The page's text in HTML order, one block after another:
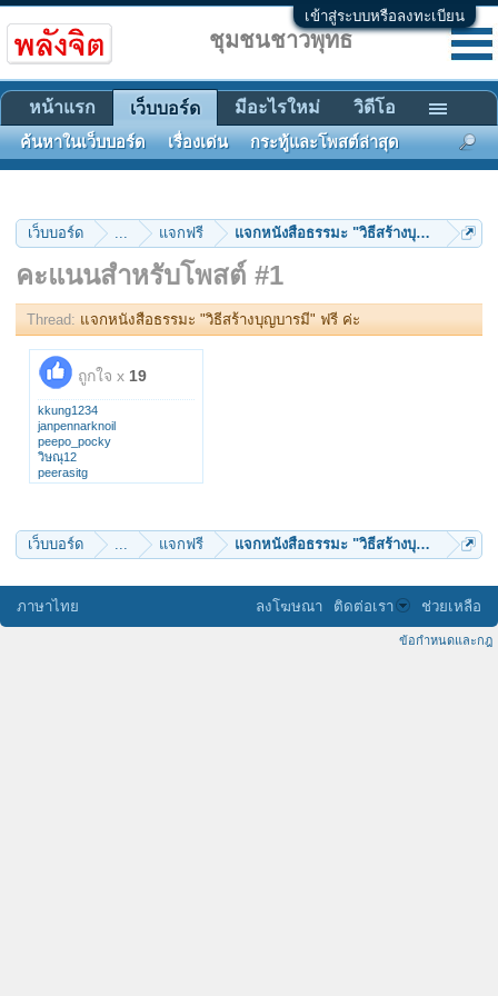
เข้าสู่ระบบหรือลงทะเบียน
เว็บบอร์ด ... แจกฟรี แจกหนังสือธรรมะ "วิธีสร้างบุญบารมี" ฟรี
คะแนนสำหรับโพสต์ #1
Thread: แจกหนังสือธรรมะ "วิธีสร้างบุญบารมี" ฟรี ค่ะ
ถูกใจ x 19
kkung1234
janpennarknoil
peepo_pocky
วิษณุ12
peerasitg
ชัยธัช
นักเวท
ladycrying
ugakiya
Chaiwat_Khamhom
ติงติง
เว็บบอร์ด ... แจกฟรี แจกหนังสือธรรมะ "วิธีสร้างบุญบารมี" ฟรี
ชุมชนชาวพุทธ
หน้าแรก เว็บบอร์ด
ค้นหาในเว็บบอร์ด เรื่องเด่น กระทู้และโพสต์ล่าสุด
มีอะไรใหม่ วิดีโอ
ภาษาไทย ลงโฆษณา ติดต่อเรา ช่วยเหลือ
ข้อกำหนดและกฎ